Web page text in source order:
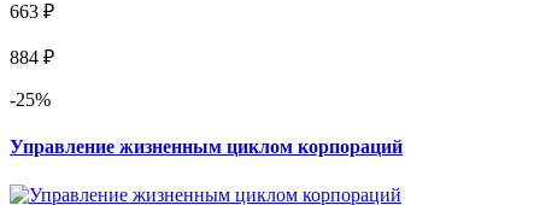
663 ₽
884 ₽
-25%
Управление жизненным циклом корпораций